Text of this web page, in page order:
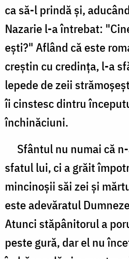
ca să-l prindă şi,
Nazarie l-a întrebat:
eşti?" Aflând că este
creştin cu credinţa, l-a
lepede de zeii
îi cinstesc dintru
închinăciuni.
Sfântul nu numai că
sfatul lui, ci a grăit
mincinoşii săi zei şi
este adevăratul
Atunci stăpânitorul a
peste gură, dar el nu